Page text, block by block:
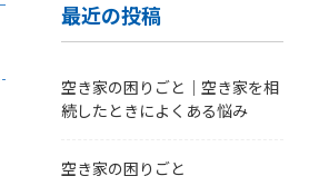
最近の投稿
空き家の困りごと｜空き家を相
続したときによくある悩み
空き家の困りごと